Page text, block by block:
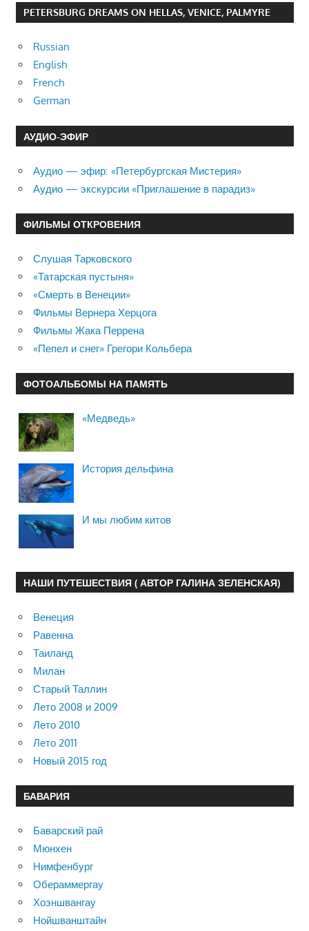
PETERSBURG DREAMS ON HELLAS, VENICE, PALMYRE
Russian
English
French
German
АУДИО-ЭФИР
Аудио — эфир: «Петербургская Мистерия»
Аудио — экскурсии «Приглашение в парадиз»
ФИЛЬМЫ ОТКРОВЕНИЯ
Слушая Тарковского
«Татарская пустыня»
«Смерть в Венеции»
Фильмы Вернера Херцога
Фильмы Жака Перрена
«Пепел и снег» Грегори Кольбера
ФОТОАЛЬБОМЫ НА ПАМЯТЬ
«Медведь»
История дельфина
И мы любим китов
НАШИ ПУТЕШЕСТВИЯ ( АВТОР ГАЛИНА ЗЕЛЕНСКАЯ)
Венеция
Равенна
Таиланд
Милан
Старый Таллин
Лето 2008 и 2009
Лето 2010
Лето 2011
Новый 2015 год
БАВАРИЯ
Баварский рай
Мюнхен
Нимфенбург
Обераммергау
Хоэншвангау
Нойшванштайн